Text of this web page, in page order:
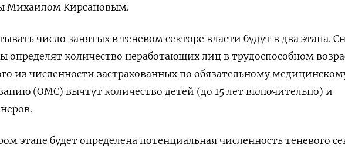
Михаилом Кирсановым.
число занятых в теневом секторе власти будут в два этапа.
определят количество неработающих лиц в трудоспособном
из численности застрахованных по обязательному
(ОМС) вычтут количество детей (до 15 лет включительно) и
этапе будет определена потенциальная численность теневого